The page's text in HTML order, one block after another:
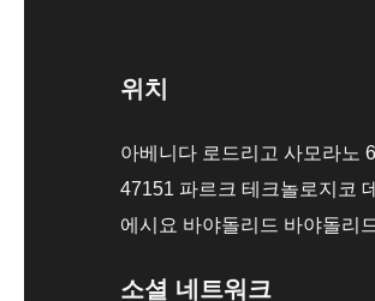
위치
아베니다 로드리고 사모라노 6
47151 파르크 테크놀로지코
에시요 바야돌리드 바야돌리
소셜 네트워크